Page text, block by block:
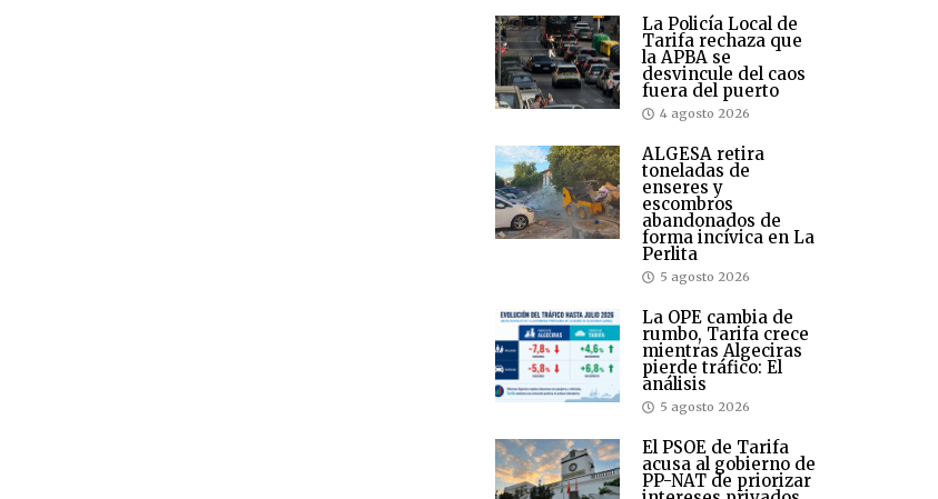
La Policía Local de
Tarifa rechaza que
la APBA se
desvincule del caos
fuera del puerto
4 agosto 2026
ALGESA retira
toneladas de
enseres y
escombros
abandonados de
forma incívica en La
Perlita
5 agosto 2026
La OPE cambia de
rumbo, Tarifa crece
mientras Algeciras
pierde tráfico: El
análisis
5 agosto 2026
El PSOE de Tarifa
acusa al gobierno de
PP-NAT de priorizar